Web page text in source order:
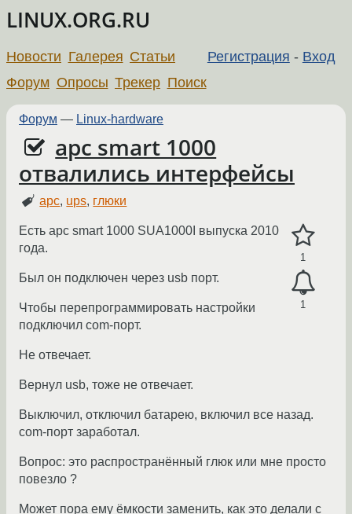
LINUX.ORG.RU
Регистрация - Вход
Новости Галерея Статьи
Форум Опросы Трекер Поиск
Форум — Linux-hardware
apc smart 1000
отвалились интерфейсы
apc, ups, глюки
1
1
Есть apc smart 1000 SUA1000I выпуска 2010
года.
Был он подключен через usb порт.
Чтобы перепрограммировать настройки
подключил com-порт.
Не отвечает.
Вернул usb, тоже не отвечает.
Выключил, отключил батарею, включил все назад.
com-порт заработал.
Вопрос: это распространённый глюк или мне просто
повезло ?
Может пора ему ёмкости заменить, как это делали с